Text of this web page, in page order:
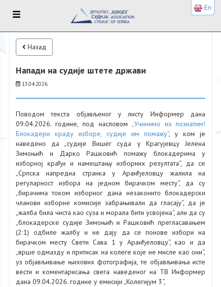
Назад
Напади на судије штете држави
13.04.2026.
Поводом текста објављеног у листу Информер дана
09.04.2026. године, под насловом „Учинимо их познатим!
Блокадери краду изборе, судије им помажу“, у ком је
наведено да „судије Вишег суда у Крагујевцу Јелена
Зимоњић и Дарко Рашковић помажу блокадерима у
изборној крађи и намештању изборних резултата“, да се
„Српска напредна странка у Аранђеловцу жалила на
регуларност избора на једном бирачком месту“, да су
„бирачима током изборног дана незаконито блокадерски
чланови изборне комисије забрањивали да гласају“, да је
„жалба била чиста као суза и морала бити усвојена“, али да су
„блокадерске судије Зимоњић и Рашковић прегласавањем
(2:1) одбиле жалбу и не дају да се понове избори на
бирачком месту Свети Сава 1 у Аранђеловцу“, као и да
„врше одмазду и притисак на колеге које не мисле као они“,
уз објављивање њихових фотографија, те објављивања исте
вести и коментарисања свега наведеног на ТВ Информер
дана 09.04.2026. године у емисији „Колегијум 3“,
En